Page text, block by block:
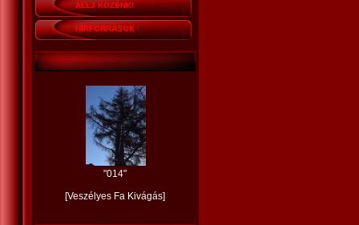
ÁLLJ KÖZÉNK!
HÍRFORRÁSOK
"014"
[Veszélyes Fa Kivágás]